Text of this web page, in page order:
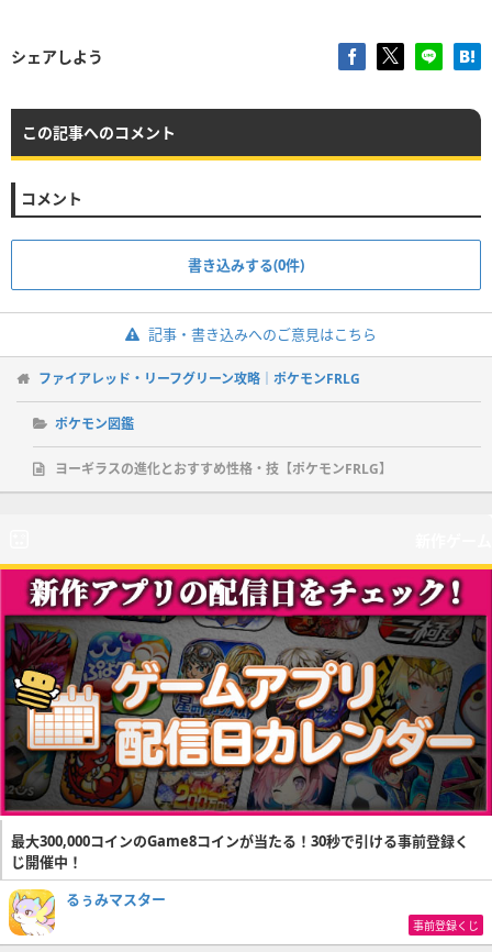
シェアしよう
この記事へのコメント
コメント
書き込みする(0件)
記事・書き込みへのご意見はこちら
ファイアレッド・リーフグリーン攻略｜ポケモンFRLG
ポケモン図鑑
ヨーギラスの進化とおすすめ性格・技【ポケモンFRLG】
最大300,000コインのGame8コインが当たる！30秒で引ける事前登録く
じ開催中！
るぅみマスター
事前登録くじ